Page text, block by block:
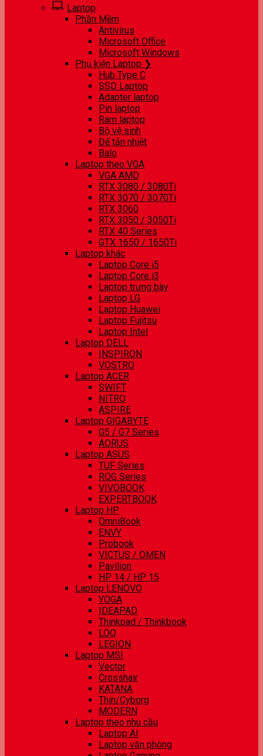
Laptop
Phần Mềm
Antivirus
Microsoft Office
Microsoft Windows
Phụ kiện Laptop ❯
Hub Type C
SSD Laptop
Adapter laptop
Pin laptop
Ram laptop
Bộ vệ sinh
Đế tản nhiệt
Balo
Laptop theo VGA
VGA AMD
RTX 3080 / 3080Ti
RTX 3070 / 3070Ti
RTX 3060
RTX 3050 / 3050Ti
RTX 40 Series
GTX 1650 / 1650Ti
Laptop khác
Laptop Core i5
Laptop Core i3
Laptop trưng bày
Laptop LG
Laptop Huawei
Laptop Fujitsu
Laptop Intel
Laptop DELL
INSPIRON
VOSTRO
Laptop ACER
SWIFT
NITRO
ASPIRE
Laptop GIGABYTE
G5 / G7 Series
AORUS
Laptop ASUS
TUF Series
ROG Series
VIVOBOOK
EXPERTBOOK
Laptop HP
OmniBook
ENVY
Probook
VICTUS / OMEN
Pavilion
HP 14 / HP 15
Laptop LENOVO
YOGA
IDEAPAD
Thinkpad / Thinkbook
LOQ
LEGION
Laptop MSI
Vector
Crosshair
KATANA
Thin/Cyborg
MODERN
Laptop theo nhu cầu
Laptop AI
Laptop văn phòng